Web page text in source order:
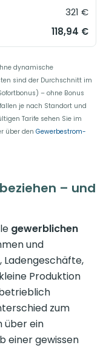
321 €
118,94 €
dynamische
sind der Durchschnitt im
– ohne Bonus
je nach Standort und
Tarife sehen Sie im
über den Gewerbestrom-
– und
gewerblichen
und
Ladengeschäfte,
Produktion
zum
über ein
einer gewissen